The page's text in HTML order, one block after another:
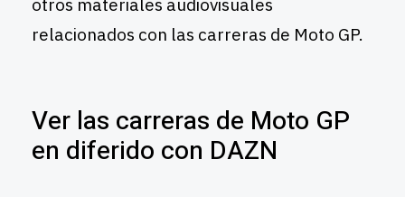
otros materiales audiovisuales
relacionados con las carreras de Moto GP.
Ver las carreras de Moto GP
en diferido con DAZN